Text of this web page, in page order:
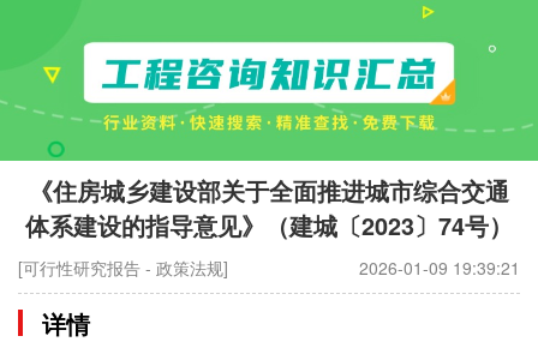
《住房城乡建设部关于全面推进城市综合交通
体系建设的指导意见》（建城〔2023〕74号）
[可行性研究报告 - 政策法规] 2026-01-09 19:39:21
详情